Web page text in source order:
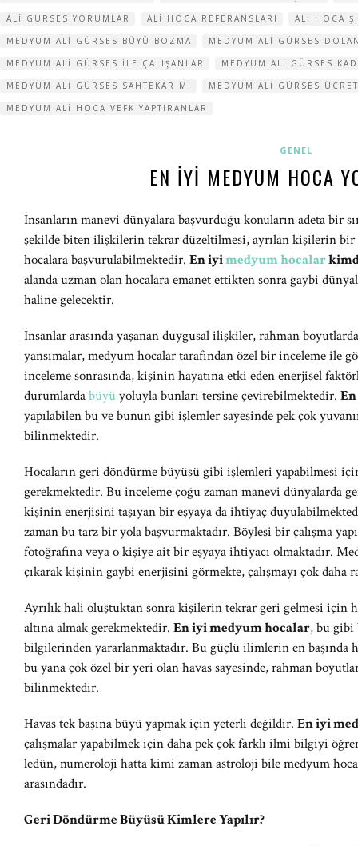
ALI GÜRSES YORUMLAR
ALI HOCA REFERANSLARI
ALI HOCA
MEDYUM ALI GÜRSES BÜYÜ BOZMA
MEDYUM ALI GÜRSES
MEDYUM ALI GÜRSES ILE ÇALIŞANLAR
MEDYUM ALI GÜRSES
MEDYUM ALI GÜRSES SAHTEKAR MI
MEDYUM ALI GÜRSES ÜCRET
MEDYUM ALI HOCA VEFK YAPTIRANLAR
GENEL
EN İYI MEDYUM HOCA
İnsanların manevi dünyalara başvurduğu konuların adeta bir
şekilde biten ilişkilerin tekrar düzeltilmesi, ayrılan kişilerin
hocalara başvurulabilmektedir. En iyimedyum hocalar
alanda uzman olan hocalara emanet ettikten sonra gaybi
haline gelecektir.
İnsanlar arasında yaşanan duygusal ilişkiler, rahman
yansımalar, medyum hocalar tarafından özel bir inceleme ile
inceleme sonrasında, kişinin hayatına etki eden enerjisel
durumlardabüyü yoluyla bunları tersine çevirebilmektedir.
yapılabilen bu ve bunun gibi işlemler sayesinde pek çok
bilinmektedir.
Hocaların geri döndürme büyüsü gibi işlemleri yapabilmesi
gerekmektedir. Bu inceleme çoğu zaman manevi dünyalarda
kişinin enerjisini taşıyan bir eşyaya da ihtiyaç
zaman bu tarz bir yola başvurmaktadır. Böylesi bir çalışma
fotoğrafına veya o kişiye ait bir eşyaya ihtiyacı olmaktadır.
çıkarak kişinin gaybi enerjisini görmekte, çalışmayı çok daha
Ayrılık hali oluştuktan sonra kişilerin tekrar geri gelmesi için
altına almak gerekmektedir. En iyi medyum hocalar, bu
bilgilerinden yararlanmaktadır. Bu güçlü ilimlerin en başında
bu yana çok özel bir yeri olan havas sayesinde, rahman
bilinmektedir.
Havas tek başına büyü yapmak için yeterli değildir. En iyi
çalışmalar yapabilmek için daha pek çok farklı ilmi bilgiyi
ledün, numeroloji hatta kimi zaman astroloji bile medyum
arasındadır.
Geri Döndürme Büyüsü Kimlere Yapılır?